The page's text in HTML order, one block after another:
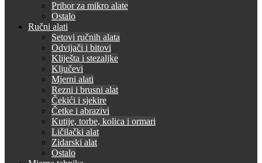
Pribor za mikro alate
Ostalo
Ručni alati
Setovi ručnih alata
Odvijači i bitovi
Kliješta i stezaljke
Ključevi
Mjerni alati
Rezni i brusni alat
Čekići i sjekire
Četke i abrazivi
Kutije, torbe, kolica i ormari
Ličilački alat
Zidarski alat
Ostalo